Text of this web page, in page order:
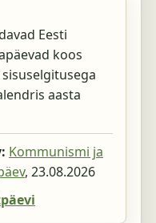
Eesti
koos
aasta
Kommunismi ja
, 23.08.2026